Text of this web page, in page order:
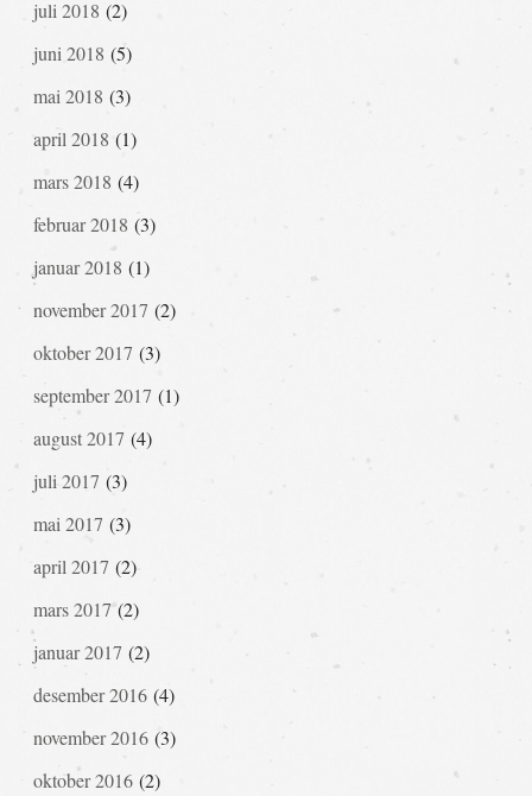
juli 2018 (2)
juni 2018 (5)
mai 2018 (3)
april 2018 (1)
mars 2018 (4)
februar 2018 (3)
januar 2018 (1)
november 2017 (2)
oktober 2017 (3)
september 2017 (1)
august 2017 (4)
juli 2017 (3)
mai 2017 (3)
april 2017 (2)
mars 2017(2)
januar 2017 (2)
desember 2016(4)
november 2016(3)
oktober 2016(2)